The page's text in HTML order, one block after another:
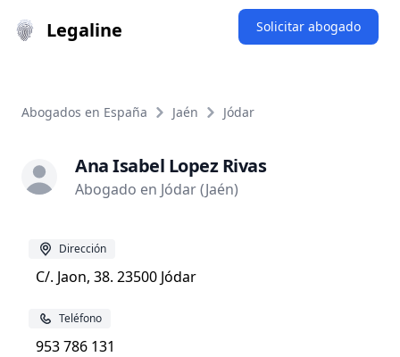
Legaline Solicitar abogado
Abogados en España Jaén Jódar
Ana Isabel Lopez Rivas
Abogado en Jódar (Jaén)
Dirección
C/. Jaon, 38. 23500 Jódar
Teléfono
953 786 131